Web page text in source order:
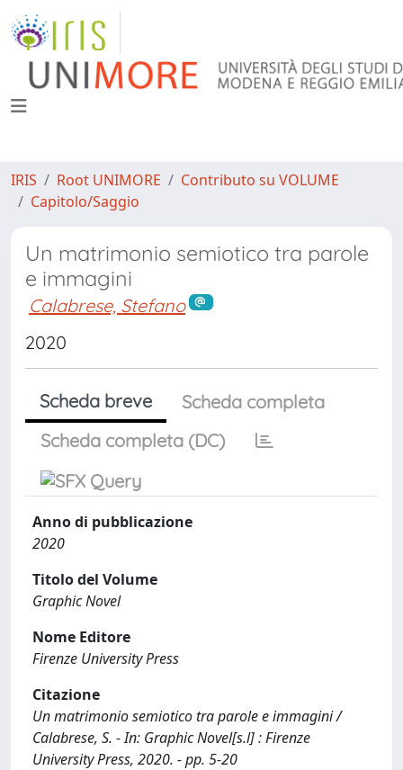
IRIS Root UNIMORE
Contributo su VOLUME
Capitolo/Saggio
Un matrimonio semiotico tra parole
e immagini
Calabrese, Stefano
2020
Scheda breve
Scheda completa
Scheda completa (DC)
Anno di pubblicazione
2020
Titolo del Volume
Graphic Novel
Nome Editore
Firenze University Press
Citazione
Un matrimonio semiotico tra parole e immagini /
Calabrese, S. - In: Graphic Novel[s.l] : Firenze
University Press, 2020. - pp. 5-20